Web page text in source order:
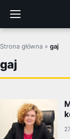
treści
Strona główna »gaj
gaj